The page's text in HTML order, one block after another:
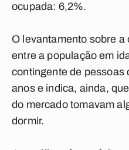
ocupada: 6,2%.
O levantamento sobre
entre a população em
contingente de pessoas
anos e indica, ainda,
do mercado tomavam
dormir.